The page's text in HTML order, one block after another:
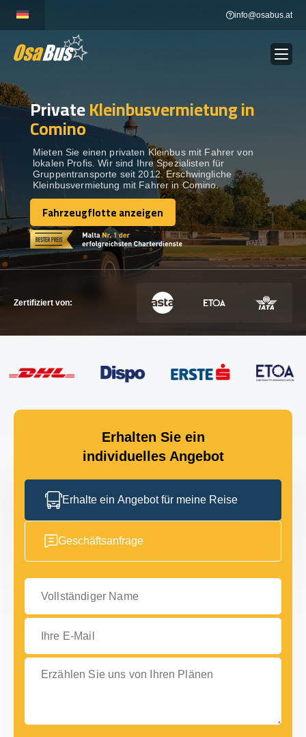
content
info@osabus.at
BUSVERMIETUNG Show dropdown
REISEZIELE
FLOTTE
KONTAKTIEREN SIE UNS
KONTAKTIEREN SIE UNS
PrivateKleinbusvermietung in
Comino
Mieten Sie einen privaten Kleinbus mit Fahrer von
lokalen Profis. Wir sind Ihre Spezialisten für
Gruppentransporte seit 2012. Erschwingliche
Kleinbusvermietung mit Fahrer in Comino.
Fahrzeugflotte anzeigen
Fahrzeugflotte anzeigen
Zertifiziert von:
Erhalten Sie ein
individuelles Angebot
Erhalte ein Angebot für meine Reise
Geschäftsanfrage
Vollständiger Name
Ihre E-Mail
Erzählen Sie uns von Ihren Plänen